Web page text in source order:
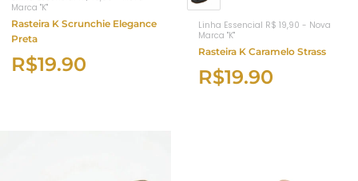
Marca "K"
Rasteira K Scrunchie Elegance
Preta
R$19.90
Linha Essencial R$ 19,90 - Nova
Marca "K"
Rasteira K Caramelo Strass
R$19.90